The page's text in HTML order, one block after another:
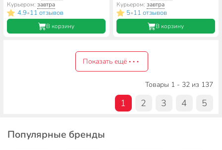
Курьером:завтра
4.9•11 отзывов
В корзину
Курьером: завтра
5•11 отзывов
В корзину
Показать ещё
Товары 1 - 32 из 137
1 2 3 4 5
Популярные бренды